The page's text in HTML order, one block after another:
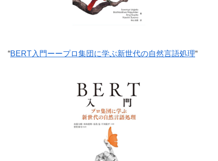
“BERT入門ーープロ集団に学ぶ新世代の自然言語処理“